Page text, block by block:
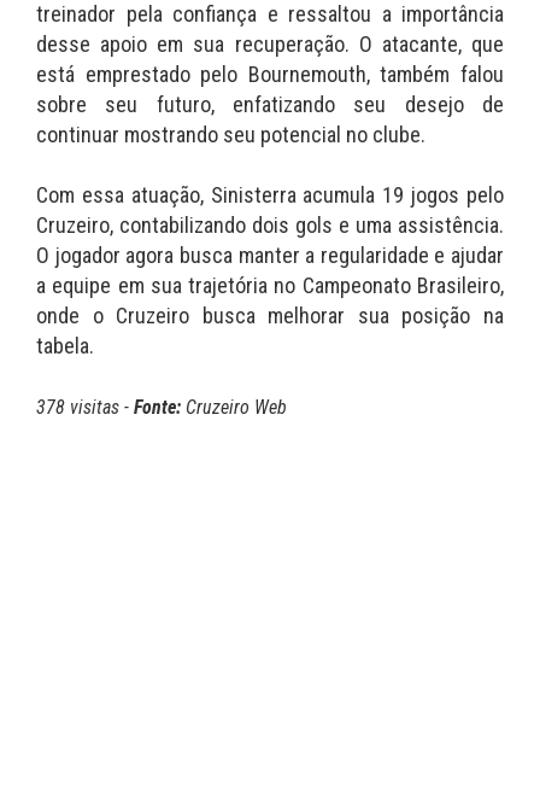
treinador pela confiança e ressaltou a importância
desse apoio em sua recuperação. O atacante, que
está emprestado pelo Bournemouth, também falou
sobre seu futuro, enfatizando seu desejo de
continuar mostrando seu potencial no clube.
Com essa atuação, Sinisterra acumula 19 jogos pelo
Cruzeiro, contabilizando dois gols e uma assistência.
O jogador agora busca manter a regularidade e ajudar
a equipe em sua trajetória no Campeonato Brasileiro,
onde o Cruzeiro busca melhorar sua posição na
tabela.
378 visitas - Fonte: Cruzeiro Web